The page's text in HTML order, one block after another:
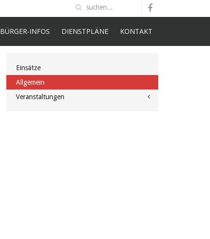
BÜRGER-INFOS DIENSTPLÄNE KONTAKT
Einsätze
Allgemein
Veranstaltungen